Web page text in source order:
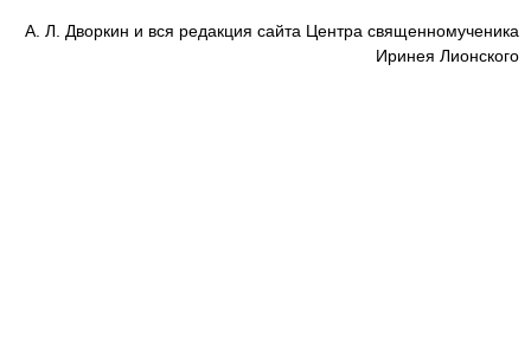
А. Л. Дворкин и вся редакция сайта Центра священномученика
Иринея Лионского